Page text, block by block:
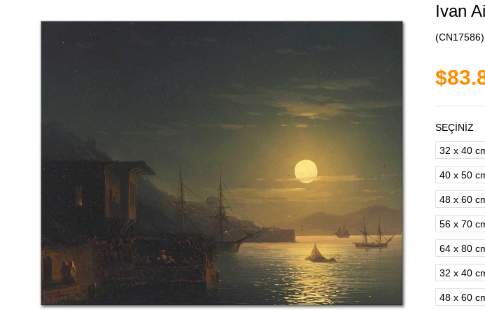
Ivan
(CN17586)
SEÇİNİZ
32 x 40
40 x 50
48 x 60
56 x 70
64 x 80
32 x 40
48 x 60